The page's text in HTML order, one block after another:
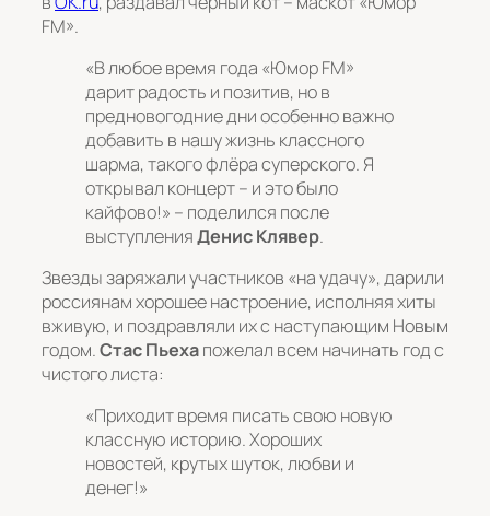
FM».
«В любое время года «Юмор FM»
дарит радость и позитив, но в
предновогодние дни особенно важно
добавить в нашу жизнь классного
шарма, такого флёра суперского. Я
открывал концерт – и это было
кайфово!» – поделился после
выступленияДенис Клявер.
Звезды заряжали участников «на удачу», дарили
россиянам хорошее настроение, исполняя хиты
вживую, и поздравляли их с наступающим Новым
годом.Стас Пьехапожелал всем начинать год с
чистого листа:
«Приходит время писать свою новую
классную историю. Хороших
новостей, крутых шуток, любви и
денег!»